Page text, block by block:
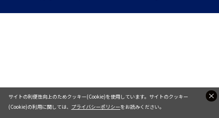
サイトの利便性向上のためクッキー(Cookie)を使用しています。サイトのクッキー
(Cookie)の利用に関しては、 プライバシーポリシーをお読みください。